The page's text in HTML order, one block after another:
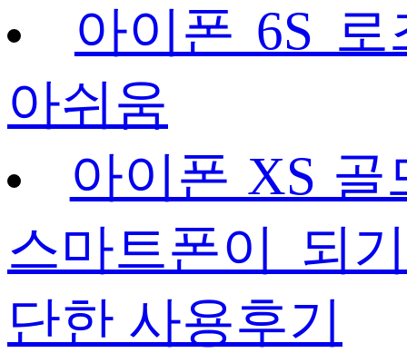
아이폰 6S
아쉬움
아이폰 XS
스마트폰이 되
단한 사용후기